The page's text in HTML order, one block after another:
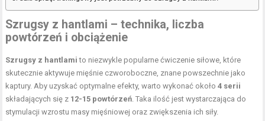
Szrugsy z hantlami – technika, liczba
powtórzeń i obciążenie
Szrugsy z hantlami to niezwykle popularne ćwiczenie siłowe, które
skutecznie aktywuje mięśnie czworoboczne, znane powszechnie jako
kaptury. Aby uzyskać optymalne efekty, warto wykonać około4 serii
składających się z 12-15 powtórzeń. Taka ilość jest wystarczająca do
stymulacji wzrostu masy mięśniowej oraz zwiększenia ich siły.